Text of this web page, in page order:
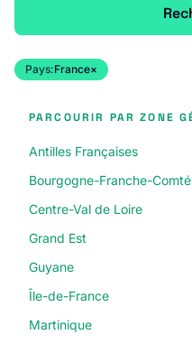
Pays:France×
PARCOURIR PAR ZONE
Antilles Françaises
Bourgogne-Franche-Comté
Centre-Val de Loire
Grand Est
Guyane
Île-de-France
Martinique